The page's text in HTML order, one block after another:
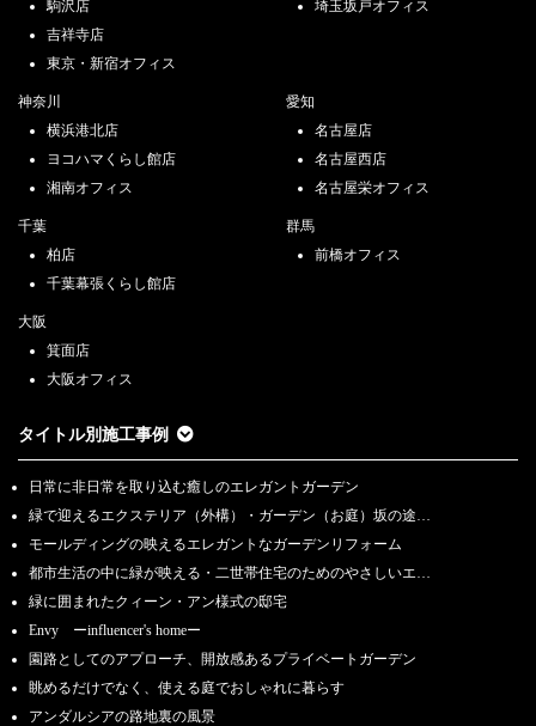
駒沢店
吉祥寺店
東京・新宿オフィス
千葉
柏店
千葉幕張くらし館店
群馬
前橋オフィス
愛知
名古屋店
名古屋西店
名古屋栄オフィス
神奈川
横浜港北店
ヨコハマくらし館店
湘南オフィス
埼玉坂戸オフィス
大阪
箕面店
大阪オフィス
タイトル別施工事例
日常に非日常を取り込む癒しのエレガントガーデン
緑で迎えるエクステリア（外構）・ガーデン（お庭）坂の途…
モールディングの映えるエレガントなガーデンリフォーム
都市生活の中に緑が映える・二世帯住宅のためのやさしいエ…
緑に囲まれたクィーン・アン様式の邸宅
Envy ーinfluencer's homeー
園路としてのアプローチ、開放感あるプライベートガーデン
眺めるだけでなく、使える庭でおしゃれに暮らす
アンダルシアの路地裏の風景